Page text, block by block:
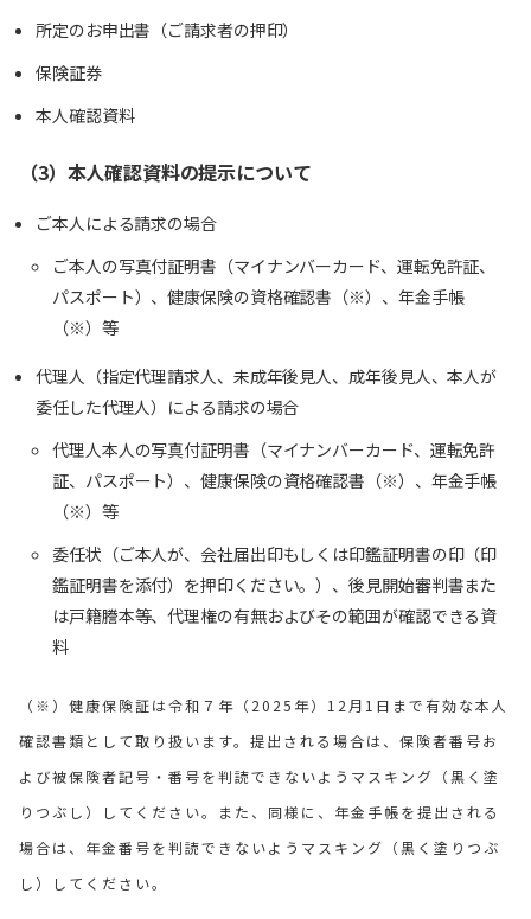
所定のお申出書（ご請求者の押印）
保険証券
本人確認資料
（3）本人確認資料の提示について
ご本人による請求の場合
ご本人の写真付証明書（マイナンバーカード、運転免許証、
パスポート）、健康保険の資格確認書（※）、年金手帳
（※）等
代理人（指定代理請求人、未成年後見人、成年後見人、本人が
委任した代理人）による請求の場合
代理人本人の写真付証明書（マイナンバーカード、運転免許
証、パスポート）、健康保険の資格確認書（※）、年金手帳
（※）等
委任状（ご本人が、会社届出印もしくは印鑑証明書の印（印
鑑証明書を添付）を押印ください。）、後見開始審判書また
は戸籍謄本等、代理権の有無およびその範囲が確認できる資
料
（※）健康保険証は令和７年（2025年）12月1日まで有効な本人
確認書類として取り扱います。提出される場合は、保険者番号お
よび被保険者記号・番号を判読できないようマスキング（黒く塗
りつぶし）してください。また、同様に、年金手帳を提出される
場合は、年金番号を判読できないようマスキング（黒く塗りつぶ
し）してください。